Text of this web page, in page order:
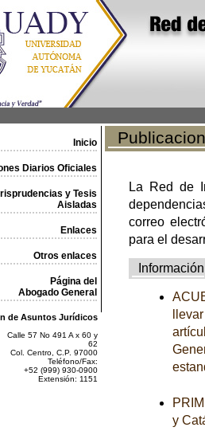
Inicio
Diarios Oficiales
y Tesis
Aisladas
Enlaces
Otros enlaces
Página del
Abogado General
de Asuntos Jurídicos
Calle 57 No 491 A x 60 y
62
Col. Centro, C.P. 97000
Teléfono/Fax:
+52 (999) 930-0900
Extensión: 1151
La Red de
correo
para el
Información
y